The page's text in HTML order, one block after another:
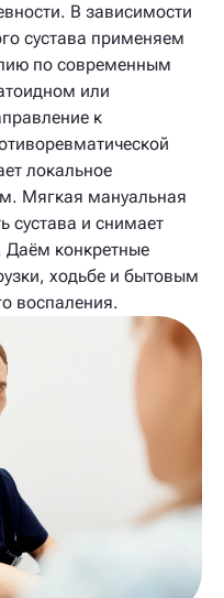
В зависимости
сустава применяем
по современным
или
к
локальное
Мягкая мануальная
сустава и снимает
конкретные
ходьбе и бытовым
воспаления.